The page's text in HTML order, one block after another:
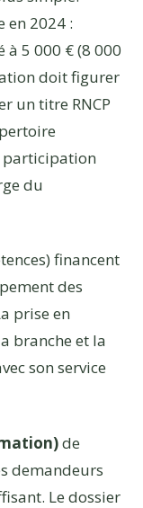
en 2024 :
5 000 € (8 000
doit figurer
un titre RNCP
participation
du
financent
des
prise en
branche et la
son service
de
demandeurs
Le dossier